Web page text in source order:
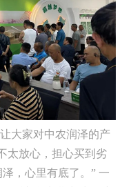
大家对中农润泽的产
太放心，担心买到劣
，心里有底了。” 一